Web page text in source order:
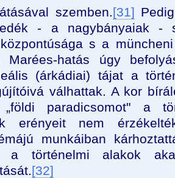
szemben.[31]
- a nagybányaiak -
s a
Marées-hatás úgy
(árkádiai) tájat a
válhattak. A kor
paradicsomot" a
erényeit nem
munkáiban
a történelmi alakok
[32]